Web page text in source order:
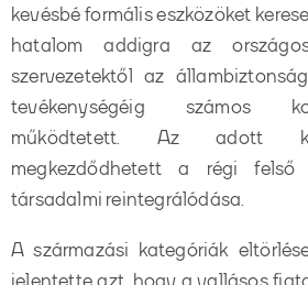
kevésbé formális eszközöket
hatalom addigra az
szervezetektől az
tevékenységéig számos
működtetett. Az adott
megkezdődhetett a régi felső
társadalmi reintegrálódása.
A származási kategóriák